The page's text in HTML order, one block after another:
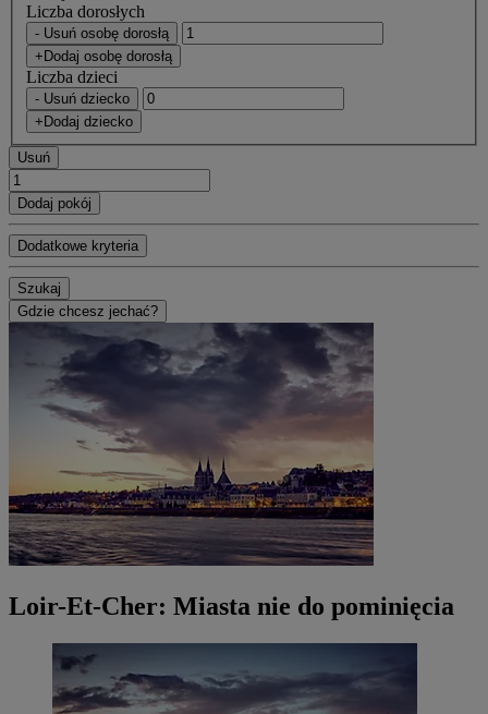
Liczba dorosłych
- Usuń osobę dorosłą
+Dodaj osobę dorosłą
Liczba dzieci
- Usuń dziecko
+Dodaj dziecko
Usuń
Dodaj pokój
Dodatkowe kryteria
Szukaj
Gdzie chcesz jechać?
Loir-Et-Cher: Miasta nie do pominięcia